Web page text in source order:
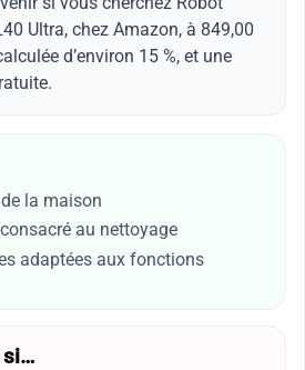
Ultra, chez Amazon, à 849,00
d’environ 15 %, et une
la maison
au nettoyage
adaptées aux fonctions
si…